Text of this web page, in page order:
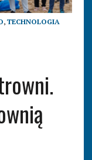
, TECHNOLOGIA